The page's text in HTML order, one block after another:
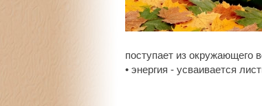
поступает из окружающего
• энергия - усваивается